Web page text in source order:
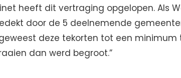
heeft dit vertraging opgelopen. Als
door de 5 deelnemende
deze tekorten tot een minimum
dan werd begroot.”